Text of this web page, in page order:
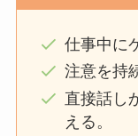
仕事中に
注意を持
直接話し
える。